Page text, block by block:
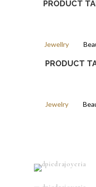
PRODUCT
Jewellry
PRODUCT
Jewelry